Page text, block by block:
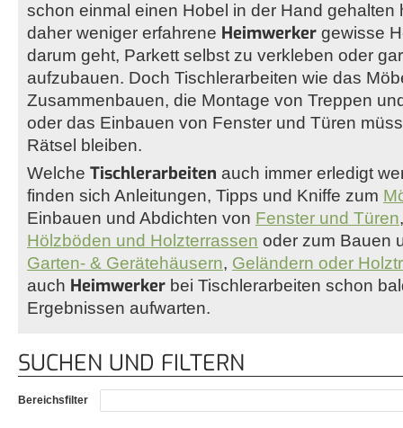
schon einmal einen Hobel in der Hand gehalten
daher weniger erfahrene Heimwerker gewisse
darum geht, Parkett selbst zu verkleben oder
aufzubauen. Doch Tischlerarbeiten wie das
Zusammenbauen, die Montage von Treppen
oder das Einbauen von Fenster und Türen
Rätsel bleiben.
Welche Tischlerarbeiten auch immer erledigt
finden sich Anleitungen, Tipps und Kniffe zum
Einbauen und Abdichten von Fenster und Türen
Hölzböden und Holzterrassen oder zum Bauen
Garten- & Gerätehäusern, Geländern oder
auch Heimwerker bei Tischlerarbeiten schon
Ergebnissen aufwarten.
SUCHEN UND FILTERN
Bereichsfilter